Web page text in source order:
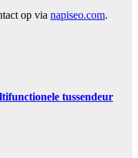
op via napiseo.com.
tussendeur